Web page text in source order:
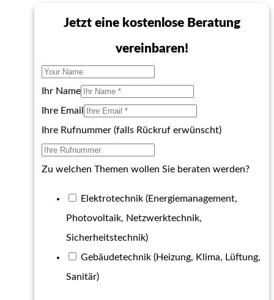
Jetzt eine kostenlose Beratung
vereinbaren!
Ihr Name
Ihre Email
Ihre Rufnummer (falls Rückruf erwünscht)
Zu welchen Themen wollen Sie beraten werden?
Elektrotechnik (Energiemanagement,
Photovoltaik, Netzwerktechnik,
Sicherheitstechnik)
Gebäudetechnik (Heizung, Klima, Lüftung,
Sanitär)